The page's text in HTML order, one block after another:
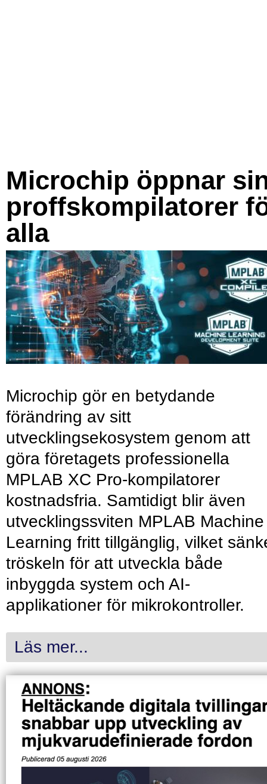
Microchip öppnar
proffskompilatorer
alla
Microchip gör en betydande
förändring av sitt
utvecklingsekosystem genom att
göra företagets professionella
MPLAB XC Pro-kompilatorer
kostnadsfria. Samtidigt blir även
utvecklingssviten MPLAB Machine
Learning fritt tillgänglig, vilket
tröskeln för att utveckla både
inbyggda system och AI-
applikationer för mikrokontroller.
Läs mer...